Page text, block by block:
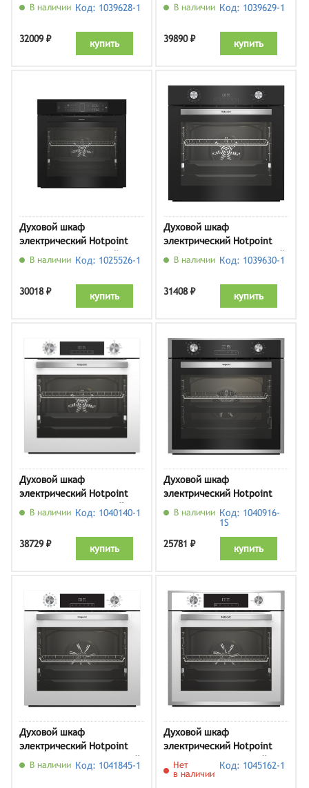
нержавеющая сталь
В наличии Код: 1039628-1
32009 ₽ купить
В наличии Код: 1039629-1
39890 ₽ купить
Духовой шкаф
электрический Hotpoint
FE8 1351 H BL, черный
В наличии Код: 1025526-1
30018 ₽ купить
Духовой шкаф
электрический Hotpoint
HFE8 1231 JSH BLG, черный
В наличии Код: 1039630-1
31408 ₽ купить
Духовой шкаф
электрический Hotpoint
HFE8 1221 H WH, белый
В наличии Код: 1040140-1
38729 ₽ купить
Духовой шкаф
электрический Hotpoint
HFE9 1234 JC IX,
нержавеющая сталь
В наличии Код: 1040916-
1S
25781 ₽
купить
Духовой шкаф
электрический Hotpoint
HFE9 1231 JSH WHG, белый
В наличии Код: 1041845-1
Духовой шкаф
электрический Hotpoint
FE9 831 JSH WH, белый
Нет
в наличии
Код: 1045162-1